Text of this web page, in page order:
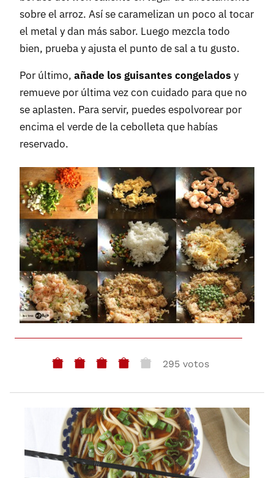
sobre el arroz. Así se caramelizan un poco al tocar
el metal y dan más sabor. Luego mezcla todo
bien, prueba y ajusta el punto de sal a tu gusto.
Por último, añade los guisantes congelados y
remueve por última vez con cuidado para que no
se aplasten. Para servir, puedes espolvorear por
encima el verde de la cebolleta que habías
reservado.
295 votos